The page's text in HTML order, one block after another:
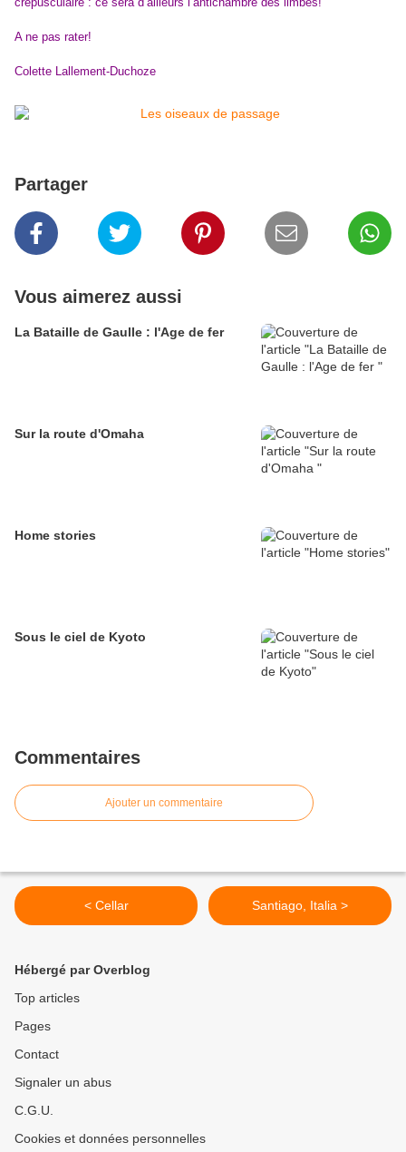
A ne pas rater!
Colette Lallement-Duchoze
Partager
Vous aimerez aussi
La Bataille de Gaulle : l'Age de fer
Sur la route d'Omaha
Home stories
Sous le ciel de Kyoto
Commentaires
Ajouter un commentaire
< Cellar Santiago, Italia >
Hébergé par Overblog
Top articles
Pages
Contact
Signaler un abus
C.G.U.
Cookies et données personnelles